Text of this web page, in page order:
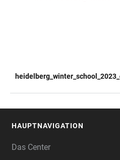
HAUPTNAVIGATION
Das Center